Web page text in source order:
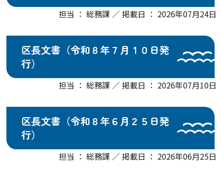
担当 ： 総務課 ／ 掲載日 ： 2026年07月24日
区長文書（令和８年７月１０日発
行）
担当 ： 総務課 ／ 掲載日 ： 2026年07月10日
区長文書（令和８年６月２５日発
行）
担当 ： 総務課 ／ 掲載日 ： 2026年06月25日